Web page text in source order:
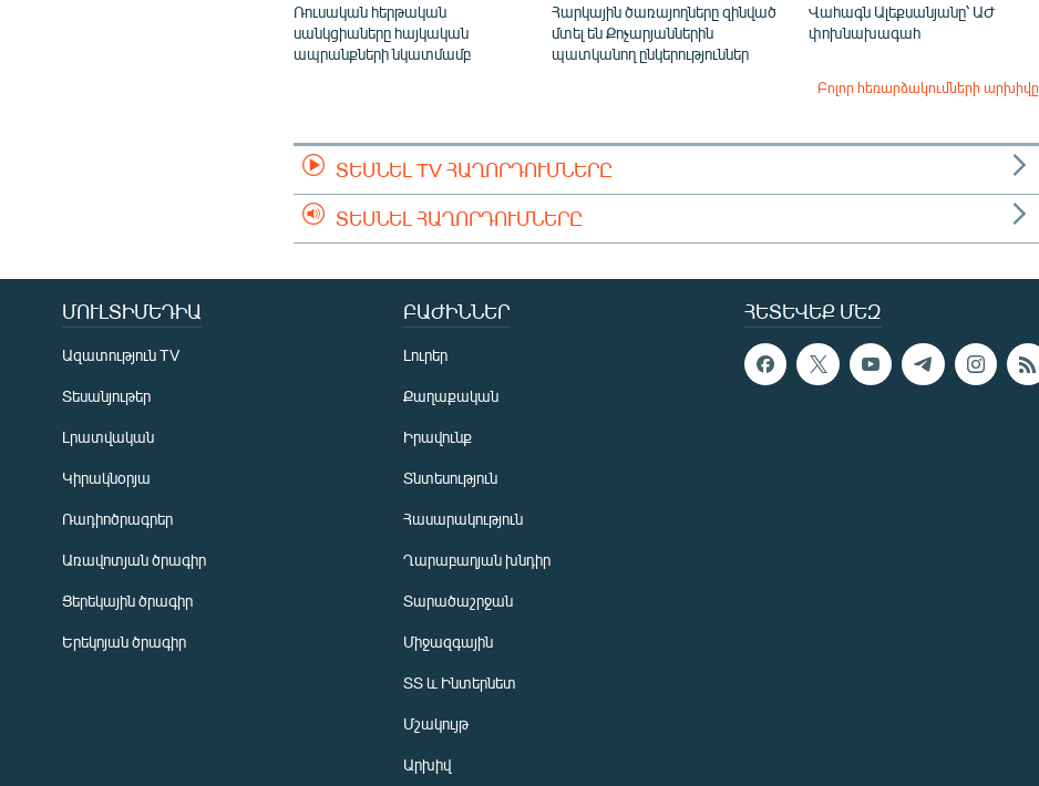
Ռուսական հերթական
սանկցիաները հայկական
ապրանքների նկատմամբ
Հարկային ծառայողները զինված
մտել են Քոչարյաններին
պատկանող ընկերություններ
Վահագն Ալեքսանյանը՝ ԱԺ
փոխնախագահ
Բոլոր հեռարձակումների արխիվը
ՏԵՍՆԵԼ TV ՀԱՂՈՐԴՈՒՄՆԵՐԸ
ՏԵՍՆԵԼ ՀԱՂՈՐԴՈՒՄՆԵՐԸ
ՀԵՏԵՎԵՔ ՄԵԶ
ՄՈՒԼՏԻՄԵԴԻԱ
Ազատություն TV
Տեսանյութեր
Լրատվական
Կիրակնօրյա
Ռադիոծրագրեր
Առավոտյան ծրագիր
Ցերեկային ծրագիր
Երեկոյան ծրագիր
ԲԱԺԻՆՆԵՐ
Լուրեր
Քաղաքական
Իրավունք
Տնտեսություն
Հասարակություն
Ղարաբաղյան խնդիր
Տարածաշրջան
Միջազգային
ՏՏ և Ինտերնետ
Մշակույթ
Արխիվ